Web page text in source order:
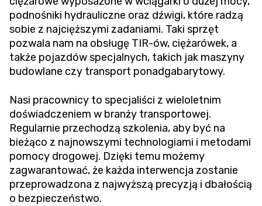
podnośniki hydrauliczne oraz dźwigi, które radzą
sobie z najcięższymi zadaniami. Taki sprzęt
pozwala nam na obsługę TIR-ów, ciężarówek, a
także pojazdów specjalnych, takich jak maszyny
budowlane czy transport ponadgabarytowy.
Nasi pracownicy to specjaliści z wieloletnim
doświadczeniem w branży transportowej.
Regularnie przechodzą szkolenia, aby być na
bieżąco z najnowszymi technologiami i metodami
pomocy drogowej. Dzięki temu możemy
zagwarantować, że każda interwencja zostanie
przeprowadzona z najwyższą precyzją i dbałością
o bezpieczeństwo.